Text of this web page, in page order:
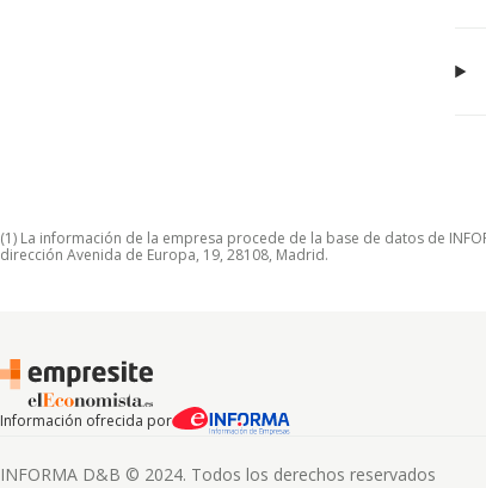
(1) La información de la empresa procede de la base de datos de
dirección Avenida de Europa, 19, 28108, Madrid.
Información ofrecida por
INFORMA D&B © 2024. Todos los derechos reservados